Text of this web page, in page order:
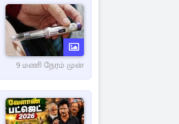
9 மணி நேரம் முன்